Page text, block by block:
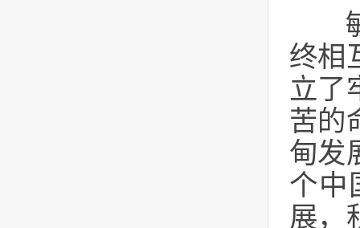
敏
终相
立了
苦的
甸发
个中
展，